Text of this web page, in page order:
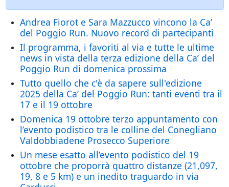
Andrea Fiorot e Sara Mazzucco vincono la Ca’
del Poggio Run. Nuovo record di partecipanti
Il programma, i favoriti al via e tutte le ultime
news in vista della terza edizione della Ca’ del
Poggio Run di domenica prossima
Tutto quello che c'è da sapere sull'edizione
2025 della Ca’ del Poggio Run: tanti eventi tra il
17 e il 19 ottobre
Domenica 19 ottobre terzo appuntamento con
l’evento podistico tra le colline del Conegliano
Valdobbiadene Prosecco Superiore
Un mese esatto all’evento podistico del 19
ottobre che proporrà quattro distanze (21,097,
19, 8 e 5 km) e un inedito traguardo in via